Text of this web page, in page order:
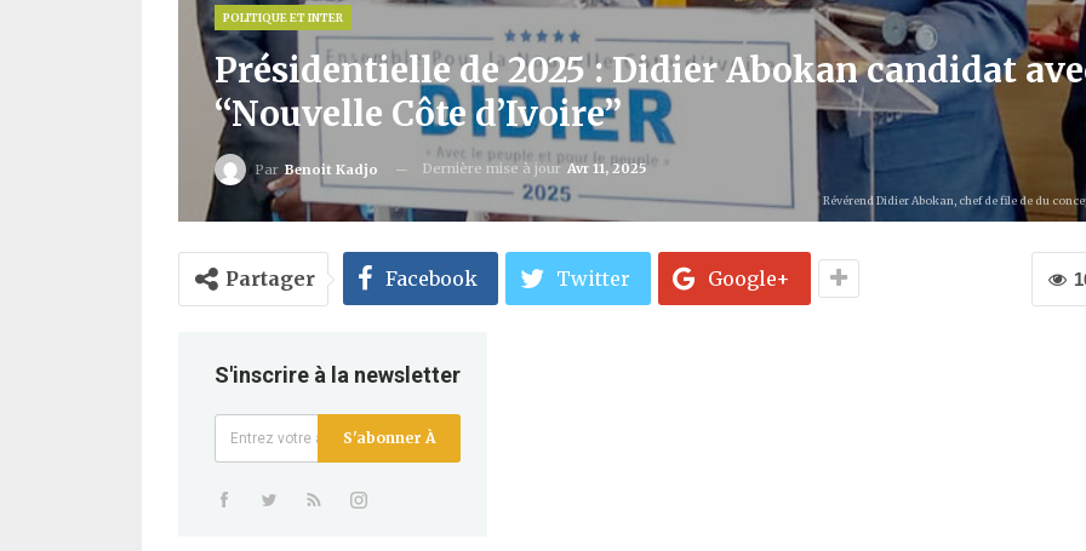
POLITIQUE ET INTER
Présidentielle de 2025 : Didier Abokan candidat
‘‘Nouvelle Côte d’Ivoire’’
Par Benoit Kadjo Dernière mise à jour Avr 11, 2025
Révérend Didier Abokan, chef de file de du
Partager Facebook Twitter Google+
S'inscrire à la newsletter
S'abonner À